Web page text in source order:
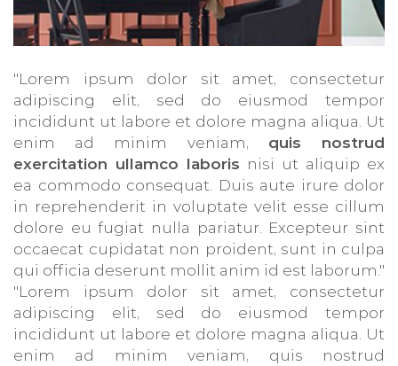
"Lorem ipsum dolor sit amet, consectetur
adipiscing elit, sed do eiusmod tempor
incididunt ut labore et dolore magna aliqua. Ut
enim ad minim veniam, quis nostrud
exercitation ullamco laboris nisi ut aliquip ex
ea commodo consequat. Duis aute irure dolor
in reprehenderit in voluptate velit esse cillum
dolore eu fugiat nulla pariatur. Excepteur sint
occaecat cupidatat non proident, sunt in culpa
qui officia deserunt mollit anim id est laborum."
"Lorem ipsum dolor sit amet, consectetur
adipiscing elit, sed do eiusmod tempor
incididunt ut labore et dolore magna aliqua. Ut
enim ad minim veniam, quis nostrud